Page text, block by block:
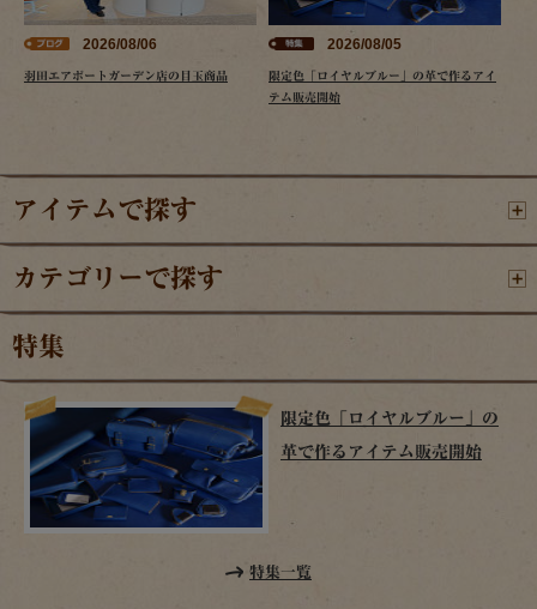
2026/08/06
羽田エアポートガーデン店の目玉商品
2026/08/05
限定色「ロイヤルブルー」の革で作るアイ
テム販売開始
アイテムで探す
カテゴリーで探す
特集
限定色「ロイヤルブルー」の
革で作るアイテム販売開始
特集一覧